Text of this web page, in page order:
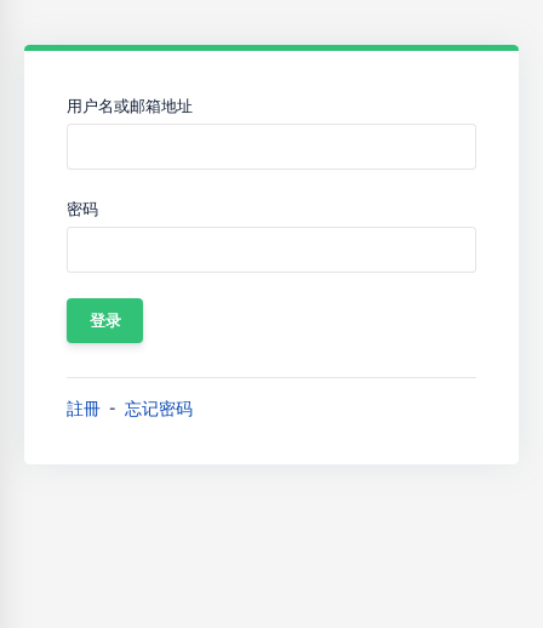
用户名或邮箱地址
密码
註冊 忘记密码